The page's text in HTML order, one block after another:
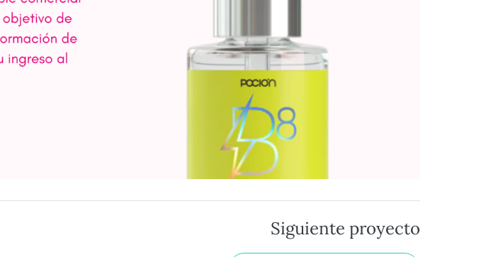
Siguiente proyecto